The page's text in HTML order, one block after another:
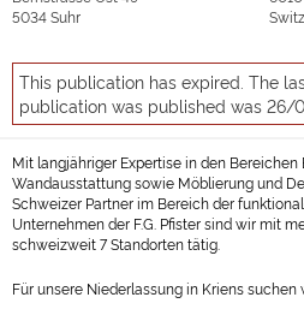
5034Suhr
This publication has expired. The
publication was published was 26/
Mit langjähriger Expertise in den Bereichen
Wandausstattung sowie Möblierung und
Schweizer Partner im Bereich der
Unternehmen der F.G. Pfister sind wir mit
schweizweit 7 Standorten tätig.
Für unsere Niederlassung in Kriens